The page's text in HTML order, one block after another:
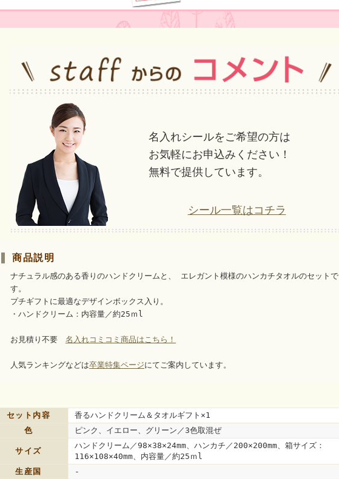
名入れシールをご希望の方は
お気軽にお申込みください！
無料で提供しています。
シール一覧はコチラ
商品説明
ナチュラル感のある香りのハンドクリームと、 エレガント模様のハンカチタオルのセットで
す。
プチギフトに最適なデザインボックス入り。
・ハンドクリーム：内容量／約25ｍl
お見積り不要 名入れコミコミ商品はこちら！
人気ランキングなどは卒業特集ページにてご案内しています。
セット内容
香るハンドクリーム＆タオルギフト×1
色
ピンク、イエロー、グリーン／3色取混ぜ
サイズ
ハンドクリーム／98×38×24mm、ハンカチ／200×200mm、箱サイズ：
116×108×40mm、内容量／約25ｍl
生産国
-